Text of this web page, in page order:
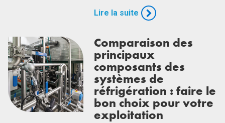
Lire la suite
Comparaison des
principaux
composants des
systèmes de
réfrigération : faire le
bon choix pour votre
exploitation